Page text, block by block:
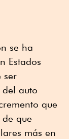
se ha
Estados
ser
auto
que
que
más en